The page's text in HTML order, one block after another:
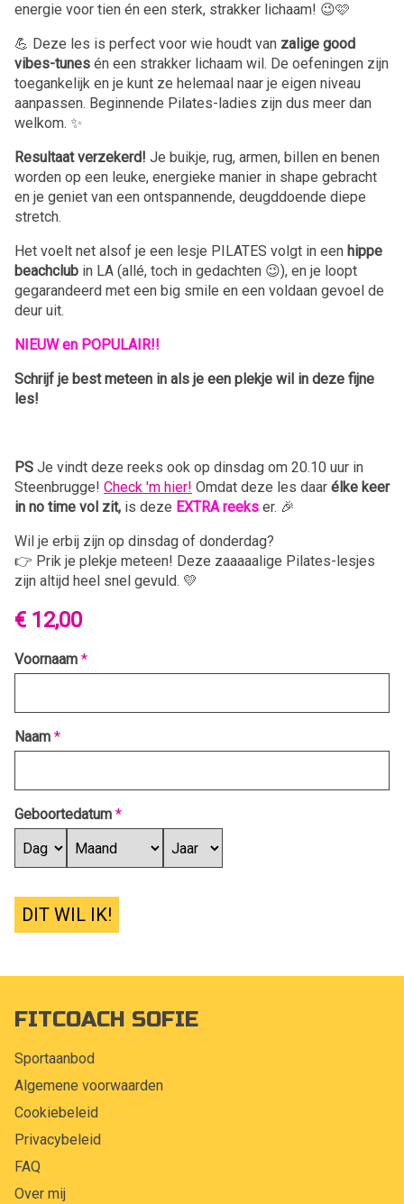
energie voor tien én een sterk, strakker lichaam! 😉🩷
💪 Deze les is perfect voor wie houdt van zalige good
vibes-tunes én een strakker lichaam wil. De oefeningen zijn
toegankelijk en je kunt ze helemaal naar je eigen niveau
aanpassen. Beginnende Pilates-ladies zijn dus meer dan
welkom. ✨
Resultaat verzekerd! Je buikje, rug, armen, billen en benen
worden op een leuke, energieke manier in shape gebracht
en je geniet van een ontspannende, deugddoende diepe
stretch.
Het voelt net alsof je een lesje PILATES volgt in een hippe
beachclub in LA (allé, toch in gedachten 😉), en je loopt
gegarandeerd met een big smile en een voldaan gevoel de
deur uit.
NIEUW en POPULAIR!!
Schrijf je best meteen in als je een plekje wil in deze fijne
les!
PS Je vindt deze reeks ook op dinsdag om 20.10 uur in
Steenbrugge! Check 'm hier! Omdat deze les daar élke keer
in no time vol zit, is deze EXTRA reeks er. 🎉
Wil je erbij zijn op dinsdag of donderdag?
👉 Prik je plekje meteen! Deze zaaaaalige Pilates-lesjes
zijn altijd heel snel gevuld. 💛
€ 12,00
Voornaam *
Naam *
Geboortedatum *
DIT WIL IK!
FITCOACH SOFIE
Sportaanbod
Algemene voorwaarden
Cookiebeleid
Privacybeleid
FAQ
Over mij